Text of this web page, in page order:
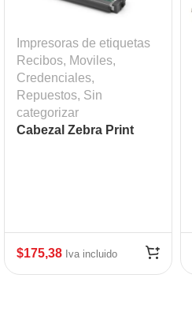
Impresoras de etiquetas
Recibos, Moviles,
Credenciales,
Repuestos, Sin
categorizar
Cabezal Zebra Print
$175,38 Iva incluido